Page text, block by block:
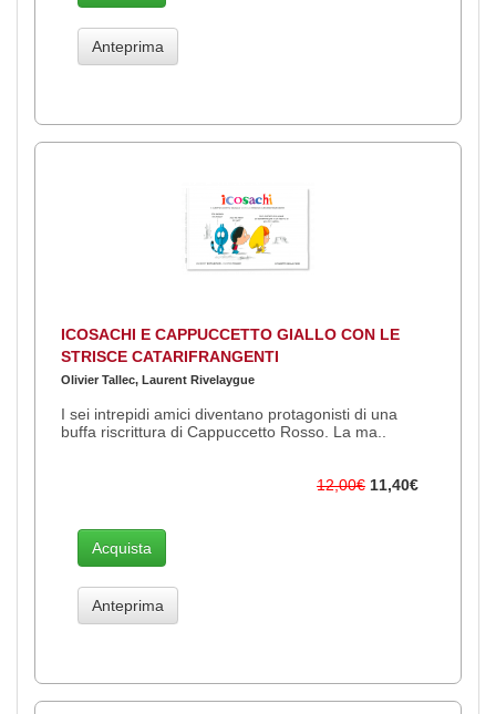
Anteprima
ICOSACHI E CAPPUCCETTO GIALLO CON LE
STRISCE CATARIFRANGENTI
Olivier Tallec, Laurent Rivelaygue
I sei intrepidi amici diventano protagonisti di una
buffa riscrittura di Cappuccetto Rosso. La ma..
12,00€ 11,40€
Acquista
Anteprima